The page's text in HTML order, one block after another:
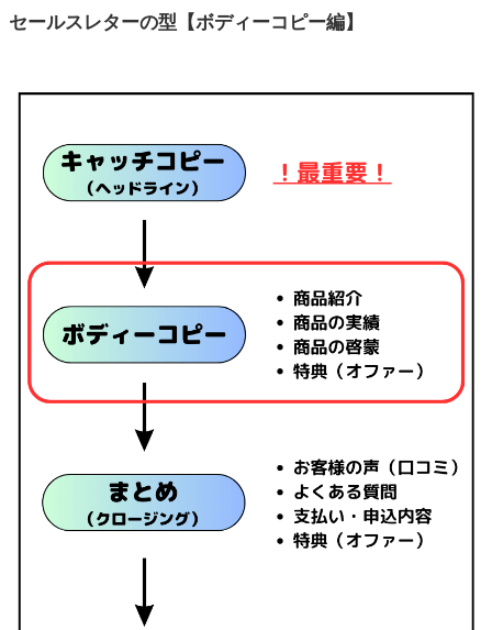
セールスレターの型【ボディーコピー編】